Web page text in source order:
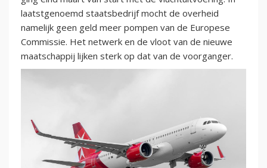
laatstgenoemd staatsbedrijf mocht de overheid
namelijk geen geld meer pompen van de Europese
Commissie. Het netwerk en de vloot van de nieuwe
maatschappij lijken sterk op dat van de voorganger.